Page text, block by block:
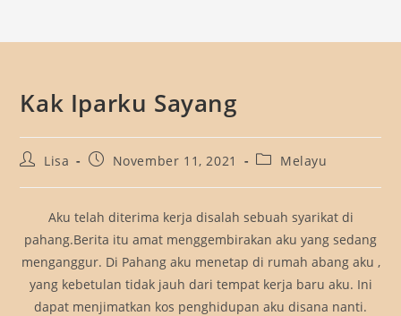
Kak Iparku Sayang
PostLisa
PostNovember 11, 2021
PostMelayu
Aku telah diterima kerja disalah sebuah syarikat di
pahang.Berita itu amat menggembirakan aku yang sedang
menganggur. Di Pahang aku menetap di rumah abang aku ,
yang kebetulan tidak jauh dari tempat kerja baru aku. Ini
dapat menjimatkan kos penghidupan aku disana nanti.